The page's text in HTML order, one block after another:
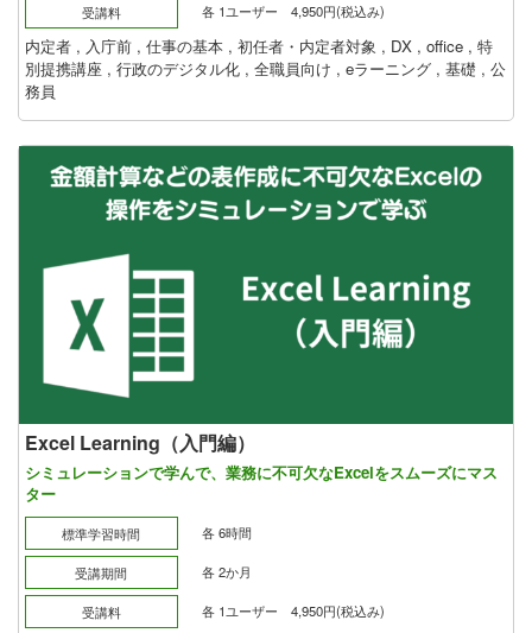
受講料 各 1ユーザー 4,950円(税込み)
内定者 , 入庁前 , 仕事の基本 , 初任者・内定者対象 , DX , office , 特
別提携講座 , 行政のデジタル化 , 全職員向け , eラーニング , 基礎 , 公
務員
Excel Learning（入門編）
シミュレーションで学んで、業務に不可欠なExcelをスムーズにマス
ター
標準学習時間 各 6時間
受講期間 各 2か月
受講料 各 1ユーザー 4,950円(税込み)